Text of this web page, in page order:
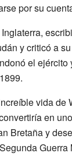
por su
y criticó a
el ejército
vida de
en
Bretaña y
Guerra